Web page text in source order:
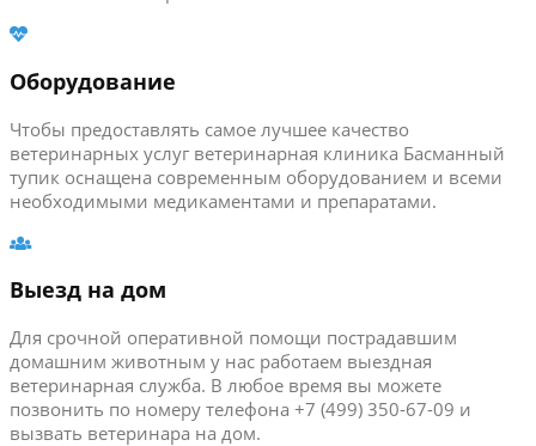
Оборудование
Чтобы предоставлять самое лучшее качество
ветеринарных услуг ветеринарная клиника Басманный
тупик оснащена современным оборудованием и всеми
необходимыми медикаментами и препаратами.
Выезд на дом
Для срочной оперативной помощи пострадавшим
домашним животным у нас работаем выездная
ветеринарная служба. В любое время вы можете
позвонить по номеру телефона +7 (499) 350-67-09 и
вызвать ветеринара на дом.